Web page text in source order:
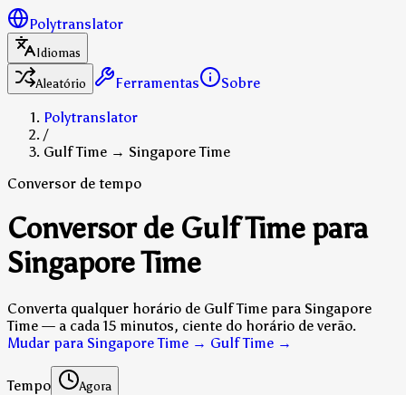
Polytranslator
Idiomas
Aleatório
Ferramentas
Sobre
Polytranslator
/
Gulf Time → Singapore Time
Conversor de tempo
Conversor de Gulf Time para
Singapore Time
Converta qualquer horário de Gulf Time para Singapore
Time — a cada 15 minutos, ciente do horário de verão.
Mudar para Singapore Time → Gulf Time →
Tempo Agora